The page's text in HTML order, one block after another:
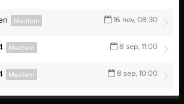
16 nov, 08:30
Medlem
8 sep, 11:00
Medlem
8 sep, 10:00
Medlem